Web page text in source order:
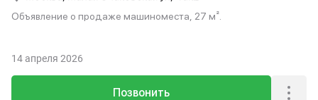
Объявление о продаже машиноместа, 27 м².
Позвонить
14 апреля 2026